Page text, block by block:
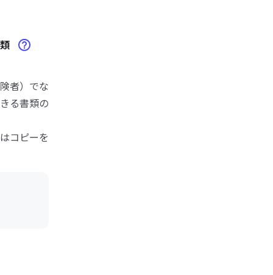
者）でな
る書類の
コピーを